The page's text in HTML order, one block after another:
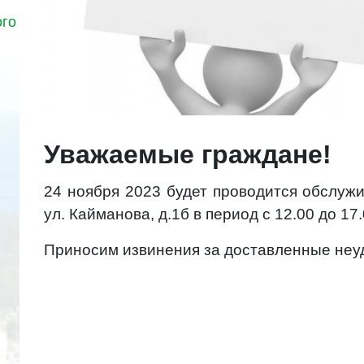
Уважаемые граждане!
24 ноября 2023 будет проводится
ул. Кайманова, д.1б в период с 12.00 до
Приносим извинения за доставленные